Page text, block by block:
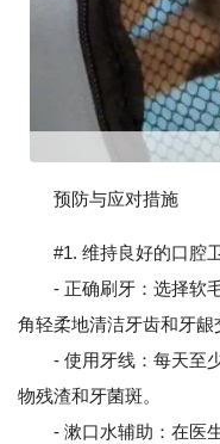
预防与应对措施
#1. 维持良好的口腔
- 正确刷牙：选择软毛
角轻柔地清洁牙齿和牙龈
- 使用牙线：每天至少
物残渣和牙菌斑。
- 漱口水辅助：在医生